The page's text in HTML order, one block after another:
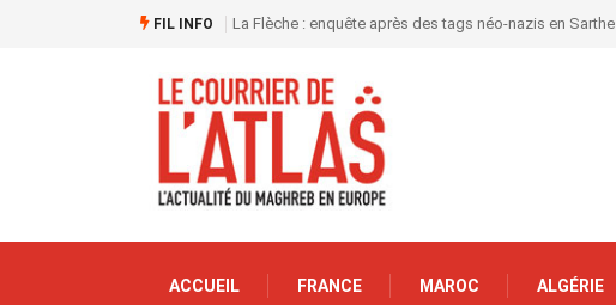
FIL INFO La Flèche : enquête après des tags néo-nazis en Sarthe
ACCUEIL FRANCE MAROC ALGÉRIE